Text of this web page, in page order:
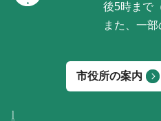
後5時まで
また、一部
市役所の案内